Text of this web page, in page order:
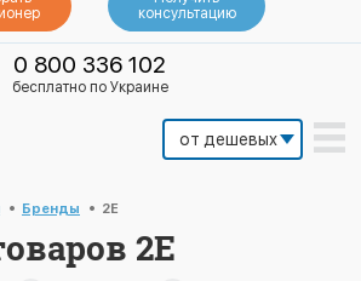
консультацию
0 800 336 102
бесплатно по Украине
Бренды 2E
2E